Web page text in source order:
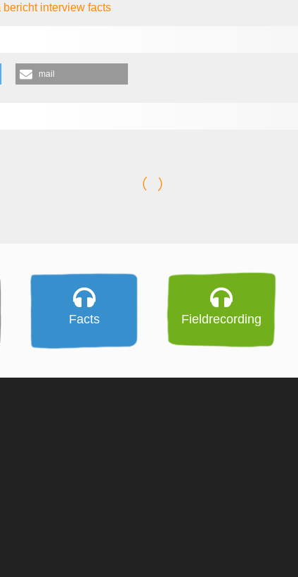
bericht interviewfacts
mail
Facts Fieldrecording